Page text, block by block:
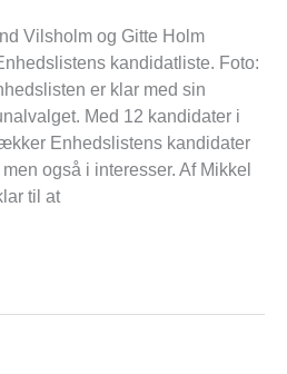
Vilsholm og Gitte Holm
kandidatliste. Foto:
er klar med sin
Med 12 kandidater i
Enhedslistens kandidater
også i interesser. Af Mikkel
til at